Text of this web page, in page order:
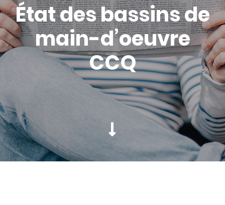
État des bassins de
main-d’oeuvre
CCQ